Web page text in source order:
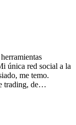
única red social a la
me temo.
trading, de…